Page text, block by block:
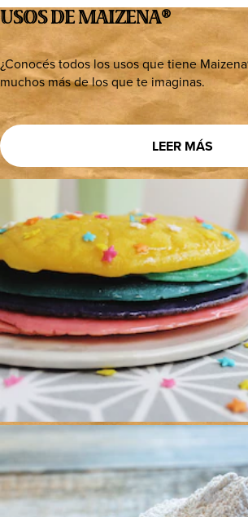
USOS DE MAIZENA®
¿Conocés todos los usos que tiene
muchos más de los que te imaginas.
LEER MÁS